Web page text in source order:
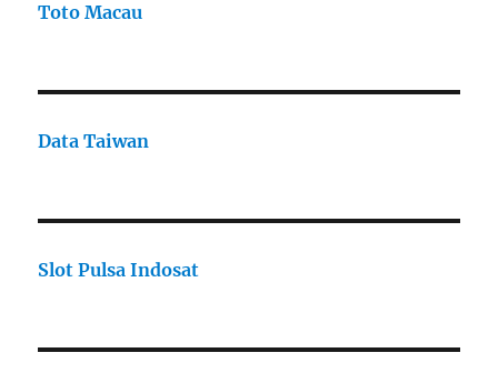
Toto Macau
Data Taiwan
Slot Pulsa Indosat